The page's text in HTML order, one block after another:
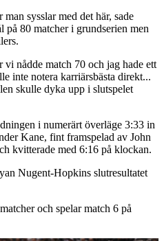
sysslar med det här, sade
på 80 matcher i grundserien men
vi nådde match 70 och jag hade ett
inte notera karriärsbästa direkt...
skulle dyka upp i slutspelet
i numerärt överläge 3:33 in
Kane, fint framspelad av John
kvitterade med 6:16 på klockan.
Nugent-Hopkins slutresultatet
och spelar match 6 på